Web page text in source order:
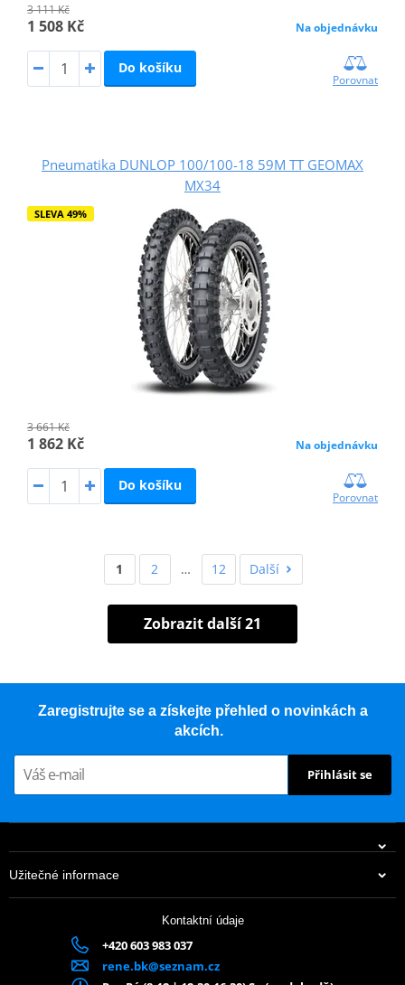
3 111 Kč
1 508 Kč Na objednávku
Do košíku
Porovnat
Pneumatika DUNLOP 100/100-18 59M TT GEOMAX
MX34
SLEVA 49%
3 661 Kč
1 862 Kč Na objednávku
Do košíku
Porovnat
1 2 … 12 Další
Zobrazit další 21
Zaregistrujte se a získejte přehled o novinkách a
akcích.
Přihlásit se
Užitečné informace
Kontaktní údaje
+420 603 983 037
rene.bk@seznam.cz